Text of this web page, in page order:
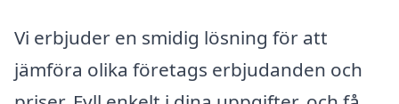
Vi erbjuder en smidig lösning för att
jämföra olika företags erbjudanden och